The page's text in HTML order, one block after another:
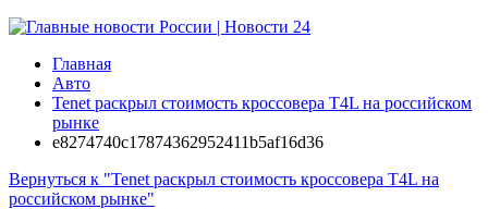
Главная
Авто
Tenet раскрыл стоимость кроссовера T4L на российском
рынке
e8274740c17874362952411b5af16d36
Вернуться к "Tenet раскрыл стоимость кроссовера T4L на
российском рынке"